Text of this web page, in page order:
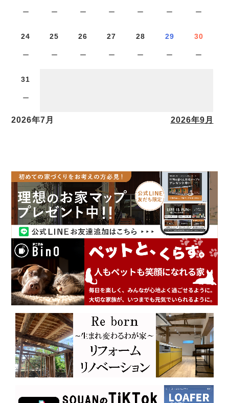
－ － － － － － －
24
－
25
－
26
－
27
－
28
－
29
－
30
－
31
－
2026年7月 2026年9月